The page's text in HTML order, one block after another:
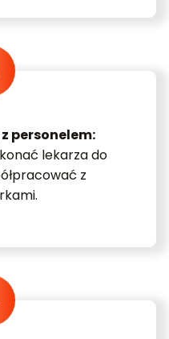
personelem:
lekarza do
z